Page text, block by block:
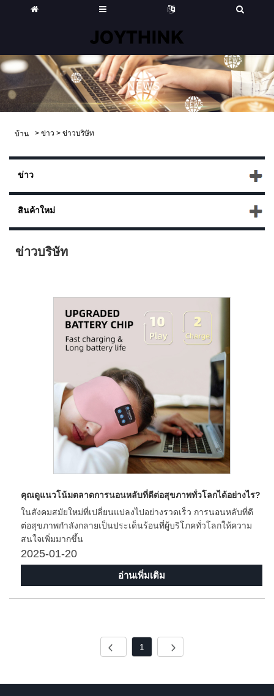
บ้าน > ข่าว > ข่าวบริษัท
ข่าว
สินค้าใหม่
ข่าวบริษัท
คุณดูแนวโน้มตลาดการนอนหลับที่ดีต่อสุขภาพทั่วโลกได้อย่างไร?
ในสังคมสมัยใหม่ที่เปลี่ยนแปลงไปอย่างรวดเร็ว การนอนหลับที่ดี
ต่อสุขภาพกำลังกลายเป็นประเด็นร้อนที่ผู้บริโภคทั่วโลกให้ความ
สนใจเพิ่มมากขึ้น
2025-01-20
อ่านเพิ่มเติม
1